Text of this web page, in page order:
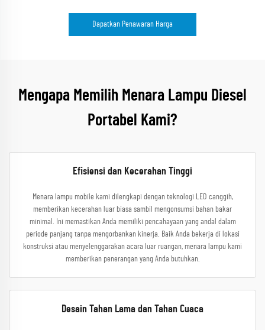
Dapatkan Penawaran Harga
Mengapa Memilih Menara Lampu Diesel
Portabel Kami?
Efisiensi dan Kecerahan Tinggi
Menara lampu mobile kami dilengkapi dengan teknologi LED canggih,
memberikan kecerahan luar biasa sambil mengonsumsi bahan bakar
minimal. Ini memastikan Anda memiliki pencahayaan yang andal dalam
periode panjang tanpa mengorbankan kinerja. Baik Anda bekerja di lokasi
konstruksi atau menyelenggarakan acara luar ruangan, menara lampu kami
memberikan penerangan yang Anda butuhkan.
Desain Tahan Lama dan Tahan Cuaca